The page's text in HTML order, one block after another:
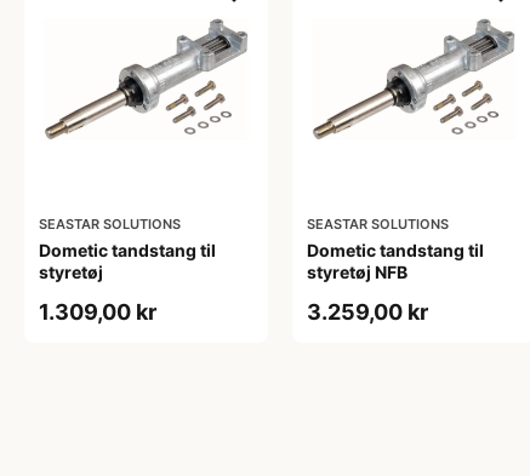
SEASTAR SOLUTIONS
Dometic tandstang til
styretøj
1.309,00 kr
SEASTAR SOLUTIONS
Dometic tandstang til
styretøj NFB
3.259,00 kr